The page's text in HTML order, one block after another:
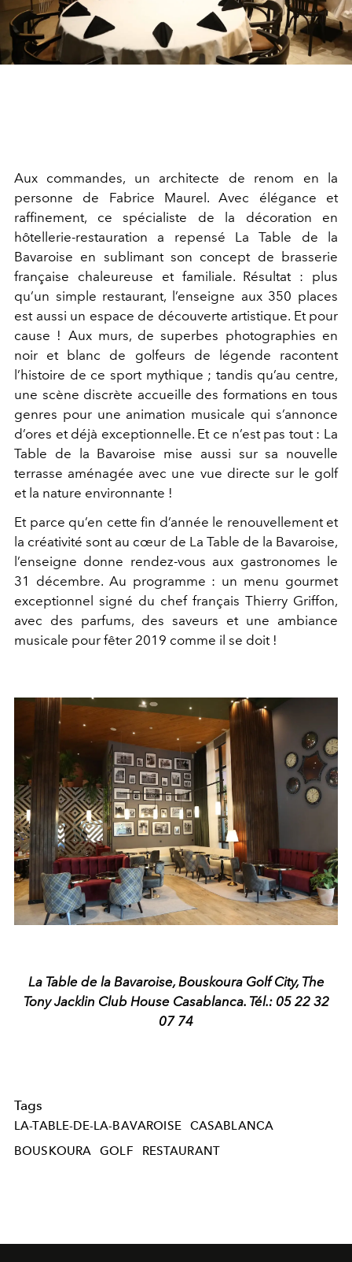
Aux commandes, un architecte de renom en la
personne de Fabrice Maurel. Avec élégance et
raffinement, ce spécialiste de la décoration en
hôtellerie-restauration a repensé La Table de la
Bavaroise en sublimant son concept de brasserie
française chaleureuse et familiale. Résultat : plus
qu’un simple restaurant, l’enseigne aux 350 places
est aussi un espace de découverte artistique. Et pour
cause ! Aux murs, de superbes photographies en
noir et blanc de golfeurs de légende racontent
l’histoire de ce sport mythique ; tandis qu’au centre,
une scène discrète accueille des formations en tous
genres pour une animation musicale qui s’annonce
d’ores et déjà exceptionnelle. Et ce n’est pas tout : La
Table de la Bavaroise mise aussi sur sa nouvelle
terrasse aménagée avec une vue directe sur le golf
et la nature environnante !
Et parce qu’en cette fin d’année le renouvellement et
la créativité sont au cœur de La Table de la Bavaroise,
l’enseigne donne rendez-vous aux gastronomes le
31 décembre. Au programme : un menu gourmet
exceptionnel signé du chef français Thierry Griffon,
avec des parfums, des saveurs et une ambiance
musicale pour fêter 2019 comme il se doit !
La Table de la Bavaroise, Bouskoura Golf City, The
Tony Jacklin Club House Casablanca. Tél.: 05 22 32
07 74
Tags
LA-TABLE-DE-LA-BAVAROISE
CASABLANCA
BOUSKOURA
GOLF RESTAURANT